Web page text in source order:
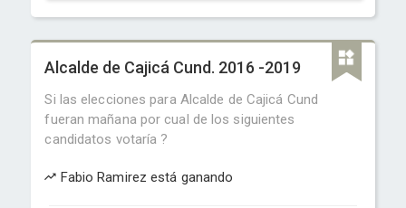
Alcalde de Cajicá Cund. 2016 -2019
Si las elecciones para Alcalde de Cajicá Cund
fueran mañana por cual de los siguientes
candidatos votaría ?
Fabio Ramirez está ganando